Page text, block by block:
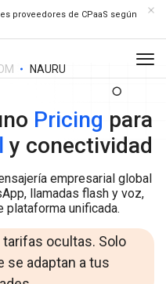
proveedores de CPaaS según
NAURU
Pricing para
y conectividad
empresarial global
llamadas flash y voz,
plataforma unificada.
ocultas. Solo
se adaptan a tus